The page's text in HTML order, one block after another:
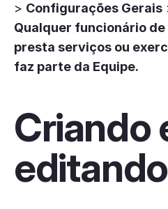
> Configurações Gerais
Qualquer funcionário
presta serviços ou
faz parte da Equipe.
Criando
editando